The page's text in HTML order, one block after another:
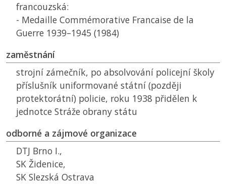
francouzská:
- Medaille Commémorative Francaise de la
Guerre 1939–1945 (1984)
zaměstnání
strojní zámečník, po absolvování policejní školy
příslušník uniformované státní (později
protektorátní) policie, roku 1938 přidělen k
jednotce Stráže obrany státu
odborné a zájmové organizace
DTJ Brno I.,
SK Židenice,
SK Slezská Ostrava